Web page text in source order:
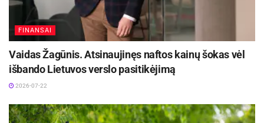
FINANSAI
Vaidas Žagūnis. Atsinaujinęs naftos kainų šokas vėl
išbando Lietuvos verslo pasitikėjimą
2026-07-22